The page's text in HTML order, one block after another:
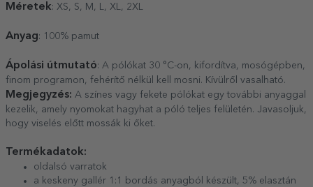
Méretek: XS, S, M, L, XL, 2XL
Anyag: 100% pamut
Ápolási útmutató: A pólókat 30 °C-on, kifordítva, mosógépben,
finom programon, fehérítő nélkül kell mosni. Kívülről vasalható.
Megjegyzés: A színes vagy fekete pólókat egy további anyaggal
kezelik, amely nyomokat hagyhat a póló teljes felületén. Javasoljuk,
hogy viselés előtt mossák ki őket.
Termékadatok:
oldalsó varratok
a keskeny gallér 1:1 bordás anyagból készült, 5% elasztán